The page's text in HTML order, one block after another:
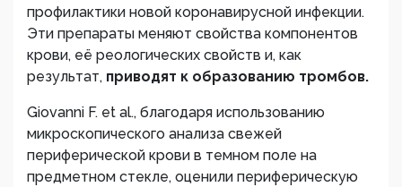
профилактики новой коронавирусной инфекции.
Эти препараты меняют свойства компонентов
крови, её реологических свойств и, как
результат, приводят к образованию тромбов.
Giovanni F. et al., благодаря использованию
микроскопического анализа свежей
периферической крови в темном поле на
предметном стекле, оценили периферическую